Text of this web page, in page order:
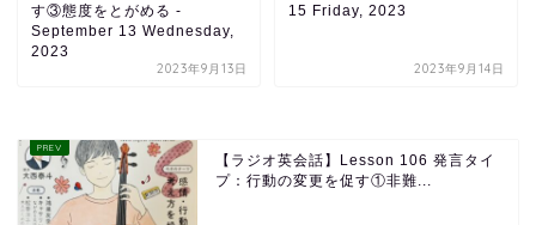
す③態度をとがめる -
September 13 Wednesday,
2023
2023年9月13日
15 Friday, 2023
2023年9月14日
【ラジオ英会話】Lesson 106 発言タイ
プ：行動の変更を促す①非難...
よくある質問